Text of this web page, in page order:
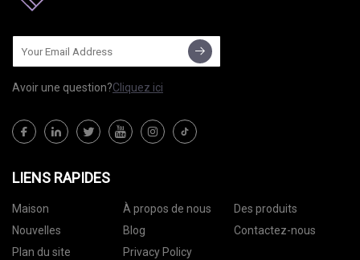
Avoir une question?Cliquez ici
LIENS RAPIDES
Maison À propos de nous
Des produits
Nouvelles
Blog
Contactez-nous
Plan du site
Privacy Policy